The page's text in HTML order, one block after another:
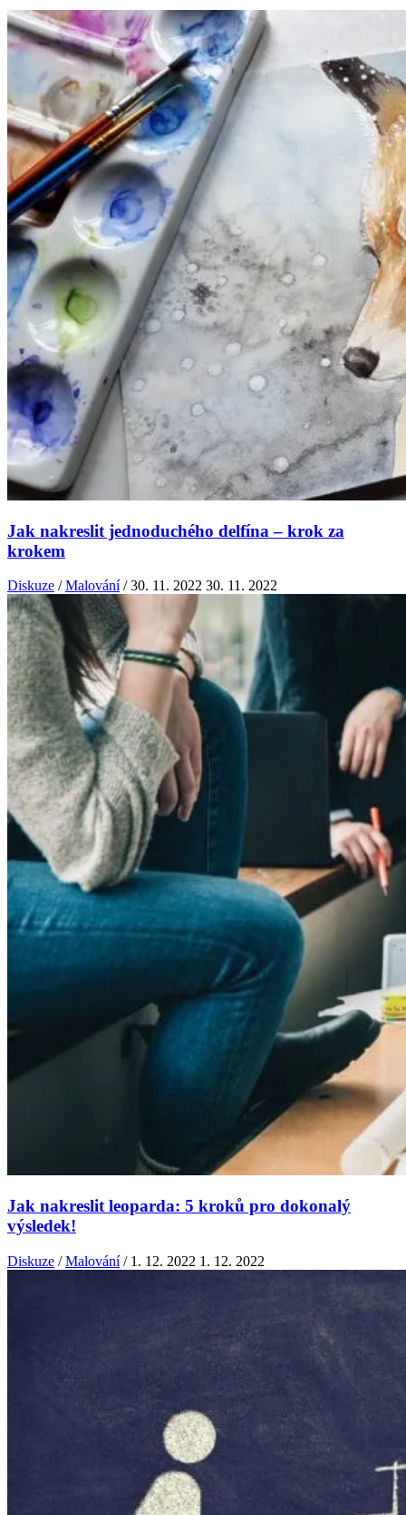
Jak nakreslit jednoduchého delfína – krok za
krokem
Diskuze /Malování /30. 11. 2022 30. 11. 2022
Jak nakreslit leoparda: 5 kroků pro dokonalý
výsledek!
Diskuze /Malování/ 1. 12. 2022 1. 12. 2022